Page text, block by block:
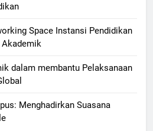
Space Instansi Pendidikan
dalam membantu Pelaksanaan
Menghadirkan Suasana